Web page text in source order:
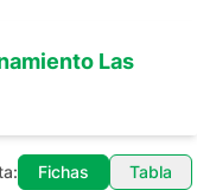
Las
Fichas Tabla